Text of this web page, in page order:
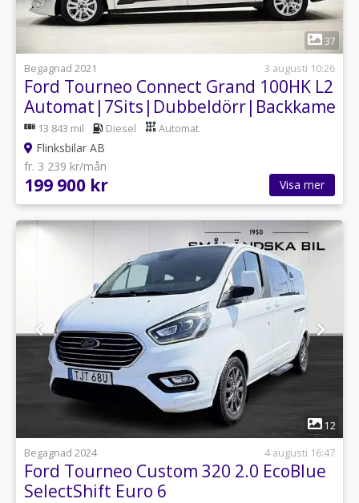
37
Begagnad 2021
3 augusti 10:26
Ford Tourneo Connect Grand 100HK L2
13 843 mil Diesel Automat
Flinksbilar AB
fr. 3 239 kr/mån
199 900 kr Visa mer
12
Begagnad 2024
4 augusti 16:47
Ford Tourneo Custom 320 2.0 EcoBlue
SelectShift Euro 6